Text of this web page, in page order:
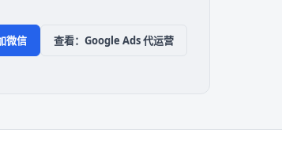
微信 查看：Google Ads 代运营